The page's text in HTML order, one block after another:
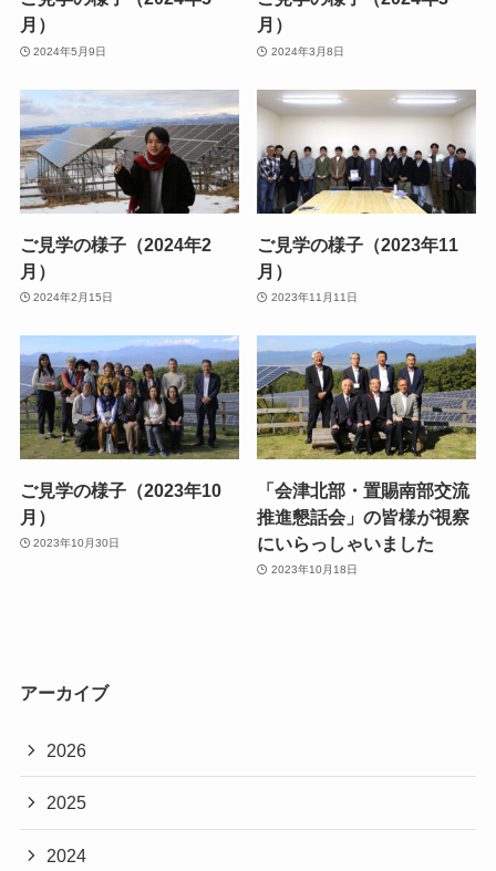
月）
2024年5月9日
月）
2024年3月8日
ご見学の様子（2024年2
月）
2024年2月15日
ご見学の様子（2023年11
月）
2023年11月11日
ご見学の様子（2023年10
月）
2023年10月30日
「会津北部・置賜南部交流
推進懇話会」の皆様が視察
にいらっしゃいました
2023年10月18日
アーカイブ
2026
2025
2024